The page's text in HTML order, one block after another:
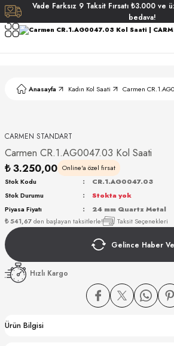
Vade Farksız 9 Taksit Fırsatı ₺3.000 ve
bedava!
Anasayfa Kadın Kol Saati Carmen
CARMEN STANDART
Carmen CR.1.AG0047.03 Kol Saati
₺ 3.250,00 Online'a özel fırsat
₺ 541,67den başlayan taksitlerle! Taksit Seçenekleri
Stok Kodu
CR.1.AG0047.03
Stok Durumu
Stokta yok
Piyasa Fiyatı
24 mm Quartz Metal
Gelince Haber
Hızlı Kargo
Ürün Bilgisi